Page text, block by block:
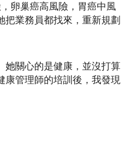
卵巢癌高風險，胃癌中風
業務員都找來，重新規劃
她關心的是健康，並沒打算
康管理師的培訓後，我發現